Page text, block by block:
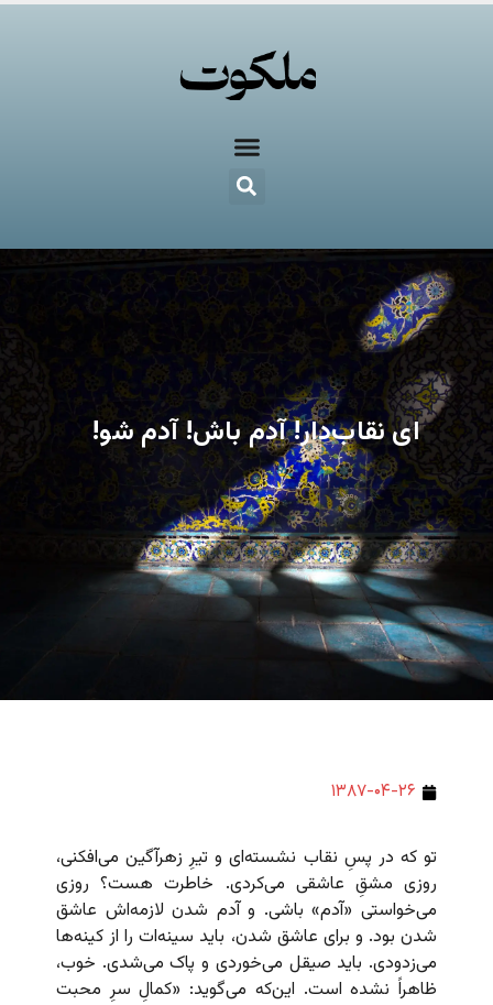
ای نقاب‌دار! آدم باش! آدم شو!
۱۳۸۷-۰۴-۲۶
تو که در پسِ نقاب نشسته‌ای و تیرِ زهرآگین می‌افکنی،
روزی مشقِ عاشقی می‌کردی. خاطرت هست؟ روزی
می‌خواستی «آدم» باشی. و آدم شدن لازمه‌اش عاشق
شدن بود. و برای عاشق شدن، باید سینه‌ات را از کینه‌ها
می‌زدودی. باید صیقل می‌خوردی و پاک می‌شدی. خوب،
ظاهراً نشده است. این‌که می‌گوید: «کمالِ سرِ محبت